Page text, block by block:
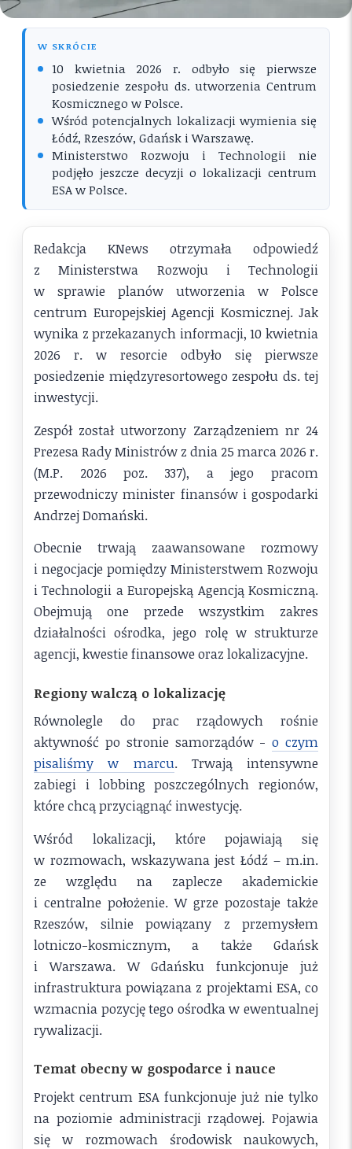
W SKRÓCIE
10 kwietnia 2026 r. odbyło się pierwsze
posiedzenie zespołu ds. utworzenia Centrum
Kosmicznego w Polsce.
Wśród potencjalnych lokalizacji wymienia się
Łódź, Rzeszów, Gdańsk i Warszawę.
Ministerstwo Rozwoju i Technologii nie
podjęło jeszcze decyzji o lokalizacji centrum
ESA w Polsce.
Redakcja KNews otrzymała odpowiedź
z Ministerstwa Rozwoju i Technologii
w sprawie planów utworzenia w Polsce
centrum Europejskiej Agencji Kosmicznej. Jak
wynika z przekazanych informacji, 10 kwietnia
2026 r. w resorcie odbyło się pierwsze
posiedzenie międzyresortowego zespołu ds. tej
inwestycji.
Zespół został utworzony Zarządzeniem nr 24
Prezesa Rady Ministrów z dnia 25 marca 2026 r.
(M.P. 2026 poz. 337), a jego pracom
przewodniczy minister finansów i gospodarki
Andrzej Domański.
Obecnie trwają zaawansowane rozmowy
i negocjacje pomiędzy Ministerstwem Rozwoju
i Technologii a Europejską Agencją Kosmiczną.
Obejmują one przede wszystkim zakres
działalności ośrodka, jego rolę w strukturze
agencji, kwestie finansowe oraz lokalizacyjne.
Regiony walczą o lokalizację
Równolegle do prac rządowych rośnie
aktywność po stronie samorządów -o czym
pisaliśmy w marcu. Trwają intensywne
zabiegi i lobbing poszczególnych regionów,
które chcą przyciągnąć inwestycję.
Wśród lokalizacji, które pojawiają się
w rozmowach, wskazywana jest Łódź – m.in.
ze względu na zaplecze akademickie
i centralne położenie. W grze pozostaje także
Rzeszów, silnie powiązany z przemysłem
lotniczo-kosmicznym, a także Gdańsk
i Warszawa. W Gdańsku funkcjonuje już
infrastruktura powiązana z projektami ESA, co
wzmacnia pozycję tego ośrodka w ewentualnej
rywalizacji.
Temat obecny w gospodarce i nauce
Projekt centrum ESA funkcjonuje już nie tylko
na poziomie administracji rządowej. Pojawia
się w rozmowach środowisk naukowych,